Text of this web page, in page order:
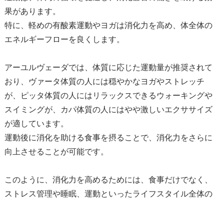
果があります。
特に、軽めの有酸素運動やヨガは消化力を高め、体全体の
エネルギーフローを良くします。
アーユルヴェーダでは、体質に応じた運動量が推奨されて
おり、ヴァータ体質の人には穏やかなヨガやストレッチ
が、ピッタ体質の人にはリラックスできるウォーキングや
スイミングが、カパ体質の人にはやや激しいエクササイズ
が適しています。
運動後に消化を助ける食事を摂ることで、消化力をさらに
向上させることが可能です。
このように、消化力を高めるためには、食事だけでなく、
ストレス管理や睡眠、運動といったライフスタイル全体の